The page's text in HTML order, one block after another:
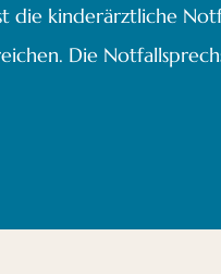
die kinderärztliche
Die